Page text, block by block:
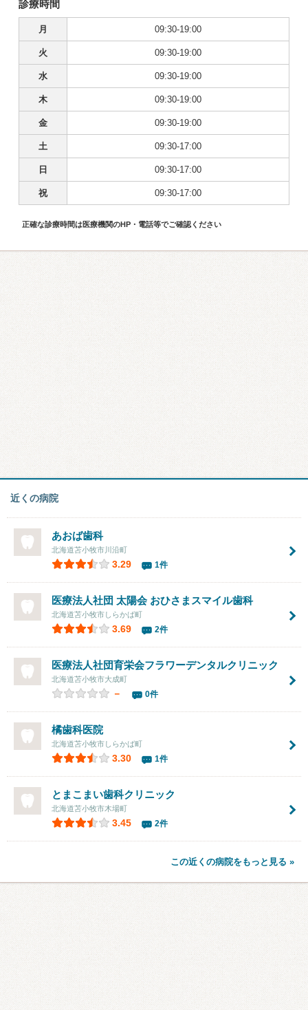
診療時間
月 09:30-19:00
火 09:30-19:00
水 09:30-19:00
木 09:30-19:00
金 09:30-19:00
土 09:30-17:00
日 09:30-17:00
祝 09:30-17:00
正確な診療時間は医療機関のHP・電話等でご確認ください
近くの病院
あおば歯科
北海道苫小牧市川沿町
3.29 1件
医療法人社団 太陽会 おひさまスマイル歯科
北海道苫小牧市しらかば町
3.69 2件
医療法人社団育栄会フラワーデンタルクリニック
北海道苫小牧市大成町
－ 0件
橘歯科医院
北海道苫小牧市しらかば町
3.30 1件
とまこまい歯科クリニック
北海道苫小牧市木場町
3.45 2件
この近くの病院をもっと見る »